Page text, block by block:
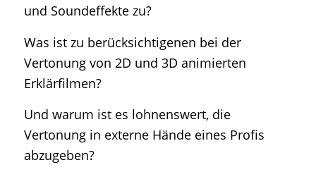
und Soundeffekte zu?
Was ist zu berücksichtigenen bei der
Vertonung von 2D und 3D animierten
Erklärfilmen?
Und warum ist es lohnenswert, die
Vertonung in externe Hände eines Profis
abzugeben?